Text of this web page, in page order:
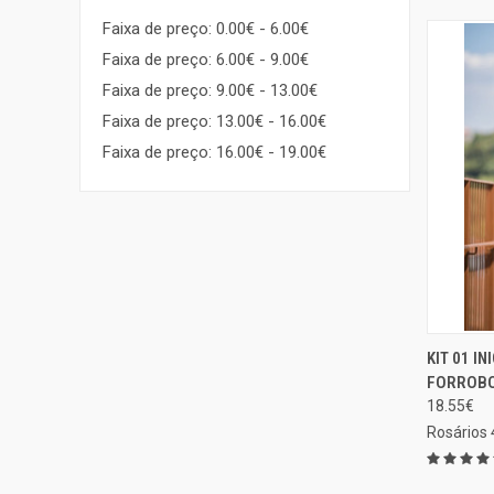
Faixa de preço: 0.00€ - 6.00€
Faixa de preço: 6.00€ - 9.00€
Faixa de preço: 9.00€ - 13.00€
Faixa de preço: 13.00€ - 16.00€
Faixa de preço: 16.00€ - 19.00€
KIT 01
18.55€
Rosários